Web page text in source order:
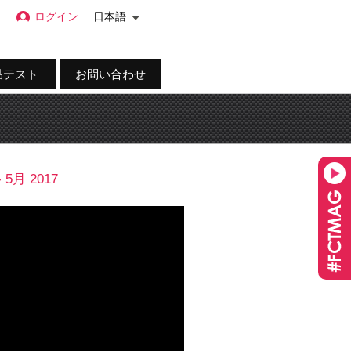
スト お問い合わせ
ログイン 日本語
5月 2017